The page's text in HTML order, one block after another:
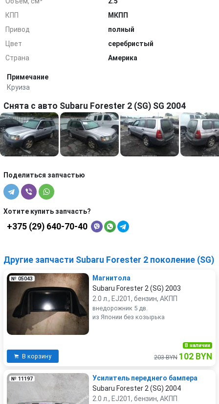
КПП
МКПП
Привод
полный
Цвет
серебристый
Страна
Америка
Примечание
Круиза
Снята с авто Subaru Forester 2 (SG) SG 2004
Поделиться запчастью
Хотите купить запчасть?
+375 (29) 640-70-40
Другие запчасти Subaru Forester 2 поколение (SG)
№ 05043
Магнитола
Subaru Forester 2 (SG) 2003
2.0 л., EJ201, бензин, АКПП
внедорожник 5 дв.
из Японии без козырька
В корзину
В наличии
203 BYN 102 BYN
№ 11197
Усилитель переднего бампера
Subaru Forester 2 (SG) 2004
2.0 л., EJ201, бензин, АКПП